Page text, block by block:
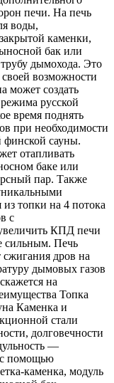
печи. На печь
воды,
каменки,
бак или
дымохода. Это
возможности
может создать
русской
время поднять
при необходимости
финской сауны.
отапливать
баке или
пар. Также
топки на 4 потока
с
КПД печи
сильным. Печь
сжигания дров на
дымовых газов
на
Топка
Каменка и
стали
долговечности
—
с помощью
каменка, модуль